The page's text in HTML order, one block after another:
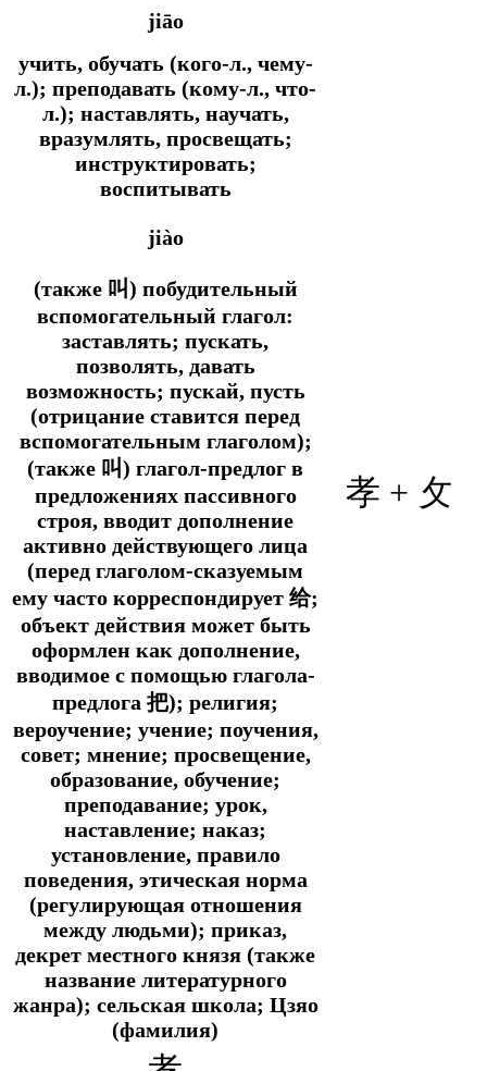
jiāo
учить, обучать (кого-л., чему-
л.); преподавать (кому-л., что-
л.); наставлять, научать,
вразумлять, просвещать;
инструктировать;
воспитывать
jiào
(также 叫) побудительный
вспомогательный глагол:
заставлять; пускать,
позволять, давать
возможность; пускай, пусть
(отрицание ставится перед
вспомогательным глаголом);
(также 叫) глагол-предлог в
предложениях пассивного
строя, вводит дополнение
активно действующего лица
(перед глаголом-сказуемым
ему часто корреспондирует 给;
объект действия может быть
оформлен как дополнение,
вводимое с помощью глагола-
предлога 把); религия;
вероучение; учение; поучения,
совет; мнение; просвещение,
образование, обучение;
преподавание; урок,
наставление; наказ;
установление, правило
поведения, этическая норма
(регулирующая отношения
между людьми); приказ,
декрет местного князя (также
название литературного
жанра); сельская школа; Цзяо
(фамилия)
孝 + 攵